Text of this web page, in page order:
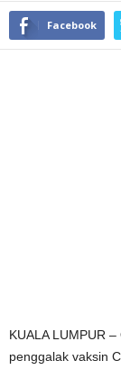
Facebook
KUALA LUMPUR
penggalak vaksin